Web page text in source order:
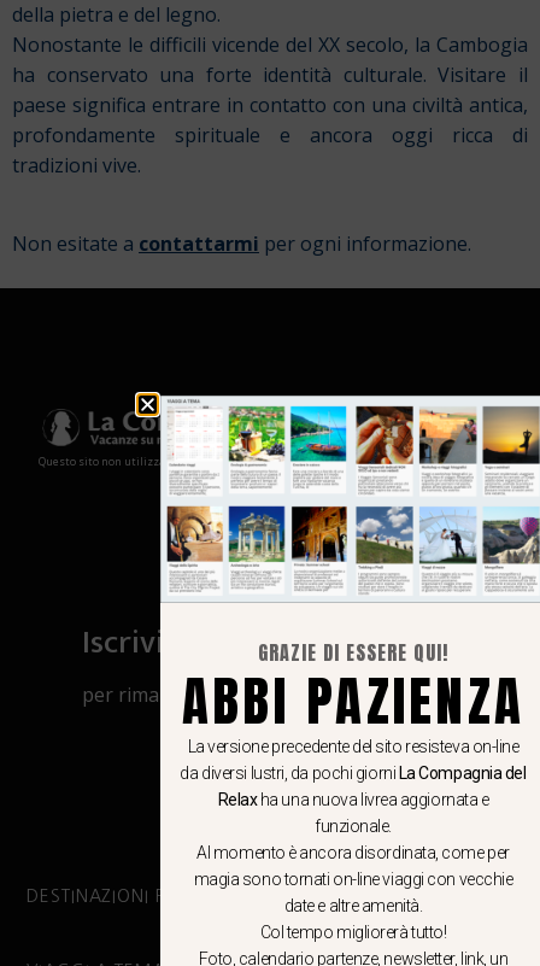
della pietra e del legno.
Nonostante le difficili vicende del XX secolo, la Cambogia
ha conservato una forte identità culturale. Visitare il
paese significa entrare in contatto con una civiltà antica,
profondamente spirituale e ancora oggi ricca di
tradizioni vive.
Non esitate a contattarmi per ogni informazione.
Questo sito non utilizza cookies e non memorizza in alcun modo le tue informazioni
Iscriviti al canale Whatsapp
per rimanere aggiornato su viaggi, eventi
e notizie!
CLICCA QUI
DESTINAZIONI PRINCIPALI
GRAZIE DI ESSERE QUI!
ABBI PAZIENZA
La versione precedente del sito resisteva on-line
da diversi lustri, da pochi giorni La Compagnia del
Relaxha una nuova livrea aggiornata e
funzionale.
Al momento è ancora disordinata, come per
magia sono tornati on-line viaggi con vecchie
date e altre amenità.
Col tempo migliorerà tutto!
Foto, calendario partenze, newsletter, link, un